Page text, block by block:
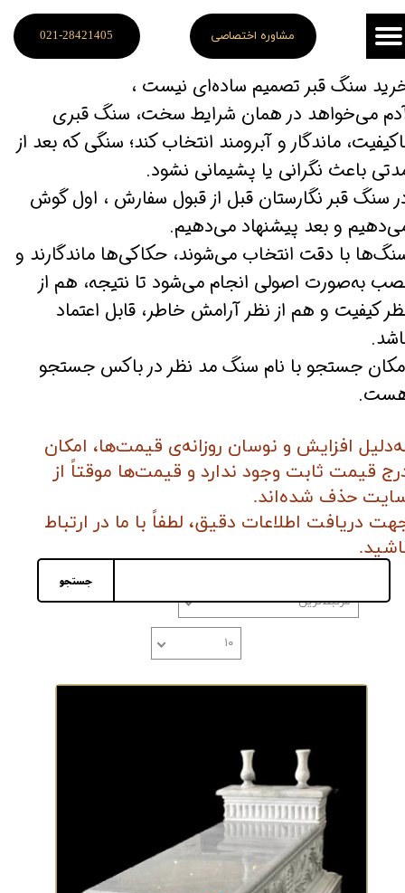
021-28421405 مشاوره اختصاصی
سنگ قبر تصمیم ساده‌ای نیست ،
می‌خواهد در همان شرایط سخت، سنگ قبری
ماندگار و آبرومند انتخاب کند؛ سنگی که بعد از
باعث نگرانی یا پشیمانی نشود.
سنگ قبر نگارستان قبل از قبول سفارش ، اول گوش
و بعد پیشنهاد می‌دهیم.
با دقت انتخاب می‌شوند، حکاکی‌ها ماندگارند و
به‌صورت اصولی انجام می‌شود تا نتیجه، هم از
کیفیت و هم از نظر آرامش خاطر، قابل اعتماد
جستجو با نام سنگ مد نظر در باکس جستجو
افزایش و نوسان روزانه‌ی قیمت‌ها، امکان
قیمت ثابت وجود ندارد و قیمت‌ها موقتاً از
حذف شده‌اند.
دریافت اطلاعات دقیق، لطفاً با ما در ارتباط
.
مرتبط‌ترین
۱۰
جستجو